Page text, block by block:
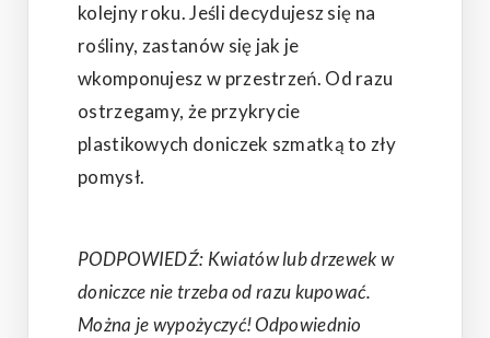
kolejny roku. Jeśli decydujesz się na
rośliny, zastanów się jak je
wkomponujesz w przestrzeń. Od razu
ostrzegamy, że przykrycie
plastikowych doniczek szmatką to zły
pomysł.
PODPOWIEDŹ: Kwiatów lub drzewek w
doniczce nie trzeba od razu kupować.
Można je wypożyczyć! Odpowiednio